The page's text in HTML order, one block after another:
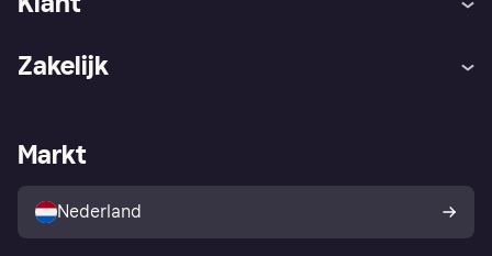
Winkeloverzicht
Kopersbescherming voor
consumenten
Zakelijk
Zakelijke login
Markt
Nederland